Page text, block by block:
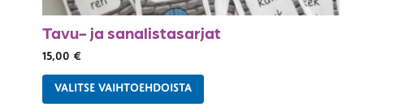
Tavu- ja sanalistasarjat
15,00 €
VALITSE VAIHTOEHDOISTA